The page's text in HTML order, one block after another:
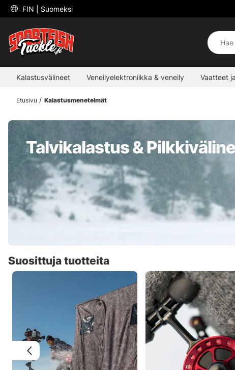
FIN | Suomeksi
Kalastusvälineet Veneilyelektroniikka & veneily Vaatteet
Etusivu Kalastusmenetelmät
Talvikalastus &
Suosittuja tuotteita